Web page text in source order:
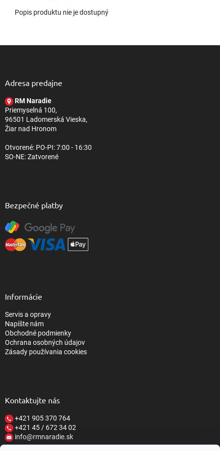
Popis produktu nie je dostupný
Adresa predajne
RM Naradie
Priemyselná 100,
96501 Ladomerská Vieska,
Žiar nad Hronom
Otvorené: PO-PI: 7:00 - 16:30
SO-NE: Zatvorené
Bezpečné platby
Informácie
Servis a opravy
Napíšte nám
Obchodné podmienky
Ochrana osobných údajov
Zásady používania cookies
Kontaktujte nás
+421 905 370 764
+421 45 / 672 34 02
info@rmnaradie.sk